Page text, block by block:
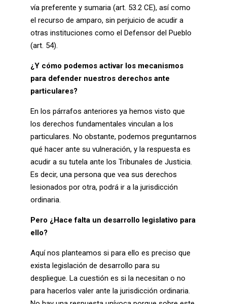
vía preferente y sumaria (art. 53.2 CE), así como
el recurso de amparo, sin perjuicio de acudir a
otras instituciones como el Defensor del Pueblo
(art. 54).
¿Y cómo podemos activar los mecanismos
para defender nuestros derechos ante
particulares?
En los párrafos anteriores ya hemos visto que
los derechos fundamentales vinculan a los
particulares. No obstante, podemos preguntarnos
qué hacer ante su vulneración, y la respuesta es
acudir a su tutela ante los Tribunales de Justicia.
Es decir, una persona que vea sus derechos
lesionados por otra, podrá ir a la jurisdicción
ordinaria.
Pero ¿Hace falta un desarrollo legislativo para
ello?
Aquí nos planteamos si para ello es preciso que
exista legislación de desarrollo para su
despliegue. La cuestión es si la necesitan o no
para hacerlos valer ante la jurisdicción ordinaria.